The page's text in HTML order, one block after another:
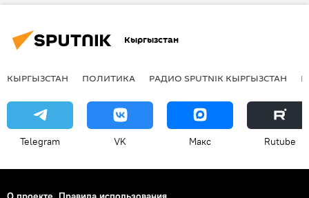
Кыргызстан
КЫРГЫЗСТАН ПОЛИТИКА РАДИО SPUTNIK КЫРГЫЗСТАН
Telegram VK Макс Rutube